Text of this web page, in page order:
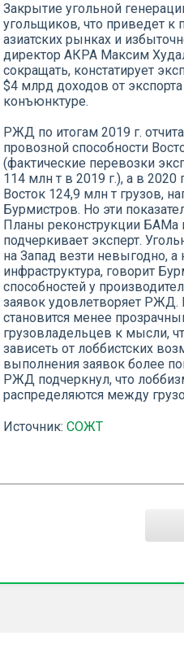
Закрытие угольной
угольщиков, что приведет
азиатских рынках и
директор АКРА Максим
сокращать, констатирует
$4 млрд доходов от
конъюнктуре.
РЖД по итогам 2019 г.
провозной способности
(фактические перевозки
114 млн т в 2019 г.), а в 2020
Восток 124,9 млн т грузов,
Бурмистров. Но эти
Планы реконструкции БАМа
подчеркивает эксперт.
на Запад везти невыгодно, а
инфраструктура, говорит
способностей у
заявок удовлетворяет РЖД.
становится менее
грузовладельцев к мысли,
зависеть от лоббистских
выполнения заявок более
РЖД подчеркнул, что
распределяются между
Источник: СОЖТ